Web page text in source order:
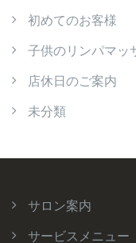
初めてのお客様
子供のリンパマッ
店休日のご案内
未分類
サロン案内
サービスメニュー